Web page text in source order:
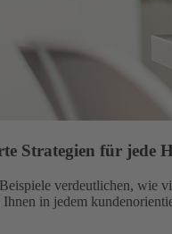
Strategien für jede
verdeutlichen, wie
Ihnen in jedem